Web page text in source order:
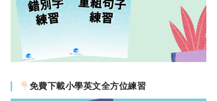
免費下載小學英文全方位練習